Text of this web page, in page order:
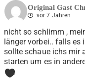
Original Gast
vor 7 Jahren
nicht so schlimm ,
länger vorbei.. falls
sollte schaue ichs mir
starten um es in
0